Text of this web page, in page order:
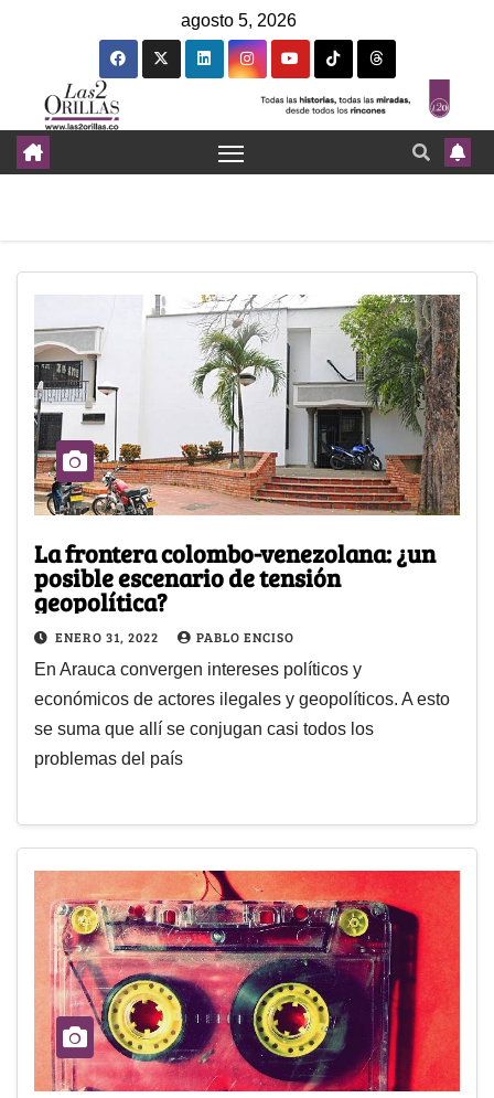
agosto 5, 2026
La frontera colombo-venezolana: ¿un
posible escenario de tensión
geopolítica?
ENERO 31, 2022 PABLO ENCISO
En Arauca convergen intereses políticos y
económicos de actores ilegales y geopolíticos. A esto
se suma que allí se conjugan casi todos los
problemas del país